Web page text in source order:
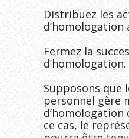
Distribuez les
d’homologation
Fermez la
d’homologation.
Supposons que
personnel gère
d’homologation
ce cas, le